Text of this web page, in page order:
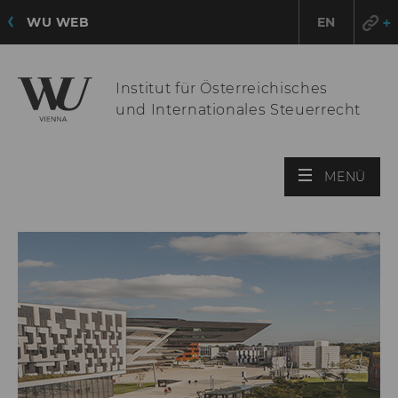
WU WEB EN
Institut für Österreichisches
und Internationales Steuerrecht
MENÜ